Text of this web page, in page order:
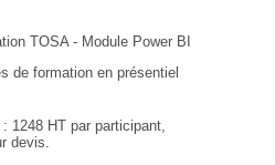
TOSA - Module Power BI
de formation en présentiel
1248 HT par participant,
devis.